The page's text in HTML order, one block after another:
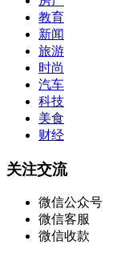
教育
新闻
旅游
时尚
汽车
科技
美食
财经
关注交流
微信公众号
微信客服
微信收款